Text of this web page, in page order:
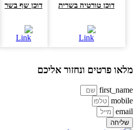
דוכן טורטיה בשרית דוכן שף בשר
פרטים ונחזור אליכם
שליחה